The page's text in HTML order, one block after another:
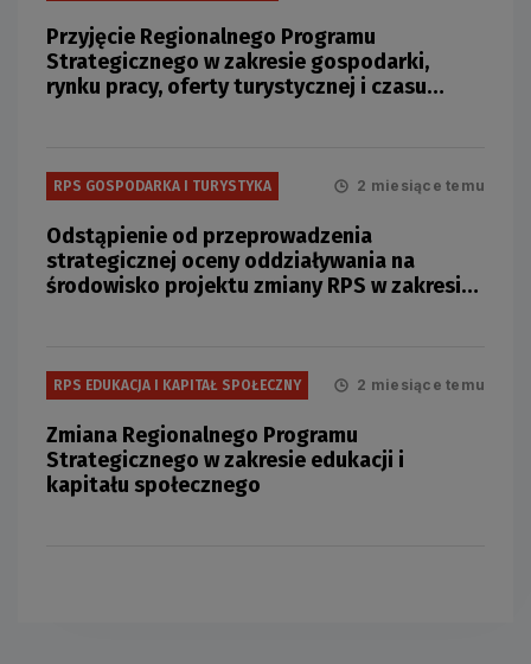
Przyjęcie Regionalnego Programu
Strategicznego w zakresie gospodarki,
rynku pracy, oferty turystycznej i czasu
RPS GOSPODARKA I TURYSTYKA 2 miesiące temu
Odstąpienie od przeprowadzenia
strategicznej oceny oddziaływania na
środowisko projektu zmiany RPS w zakresie
RPS EDUKACJA I KAPITAŁ SPOŁECZNY 2 miesiące temu
Zmiana Regionalnego Programu
Strategicznego w zakresie edukacji i
kapitału społecznego